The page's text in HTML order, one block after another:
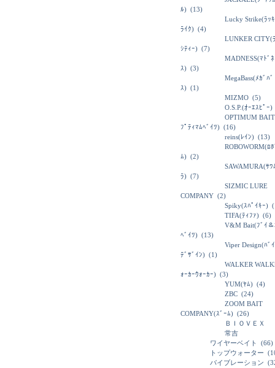
ﾙ) (13)
Lucky Strike(ﾗｯ
ﾗｲｸ) (4)
LUNKER CITY(
ｼﾃｨｰ) (7)
MADNESS(ﾏﾄﾞﾈ
ｽ) (3)
MegaBass(ﾒｶﾞﾊﾞ
ｽ) (1)
MIZMO (5)
O.S.P.(ｵｰｴｽﾋﾟｰ)
OPTIMUM
ﾌﾟﾃｨﾏﾑﾍﾞｲﾂ) (16)
reins(ﾚｲﾝ) (13)
ROBOWORM(ﾛ
ﾑ) (2)
SAWAMURA(ｻﾜ
ﾗ) (7)
SIZMIC LURE
COMPANY (2)
Spiky(ｽﾊﾟｲｷｰ)
TIFA(ﾃｨﾌｧ) (6)
V&M Bait(ﾌﾞｲ＆
ﾍﾞｲﾂ) (13)
Viper Design(ﾊﾞ
ﾃﾞｻﾞｲﾝ) (1)
WALKER
ｫｰｶｰｳｫｰｶｰ) (3)
YUM(ﾔﾑ) (4)
ZBC (24)
ZOOM BAIT
COMPANY(ｽﾞｰﾑ) (26)
ＢＩＯＶＥＸ
常吉
ワイヤーベイト
(66)
トップウォーター
バイブレーション